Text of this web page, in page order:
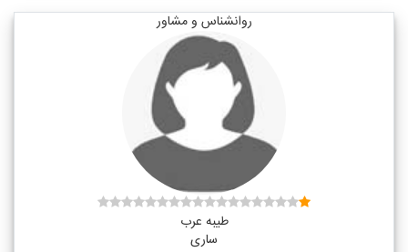
روانشناس و مشاور
طیبه عرب
ساری